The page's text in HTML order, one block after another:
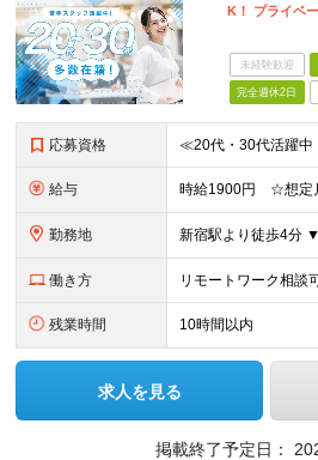
K！ プライベ
未経験歓迎
完全週休2日
応募資格
給与
勤務地
働き方 リモートワーク相談
残業時間 10時間以内
求人を見る
掲載終了予定日：